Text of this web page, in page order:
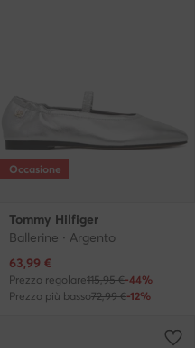
Occasione
Tommy Hilfiger
Ballerine · Argento
Prezzo attuale
63,99 €
Prezzo regolare115,95 €-44%
Prezzo più basso72,99 €-12%